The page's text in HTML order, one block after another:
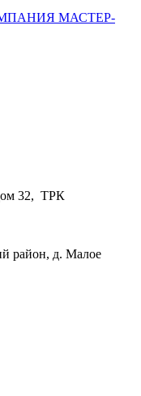
32, ТРК
район, д. Малое